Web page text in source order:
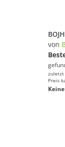
von
zuletzt
Preis